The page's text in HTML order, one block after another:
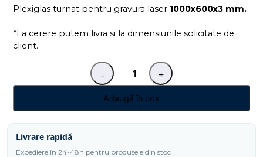
Plexiglas turnat pentru gravura laser 1000x600x3 mm.
*La cerere putem livra si la dimensiunile solicitate de
client.
-
Cantitate
Plexiglas
pentru
laser
+
Adaugă în coș
Livrare rapidă
Expediere în 24-48h pentru produsele din stoc